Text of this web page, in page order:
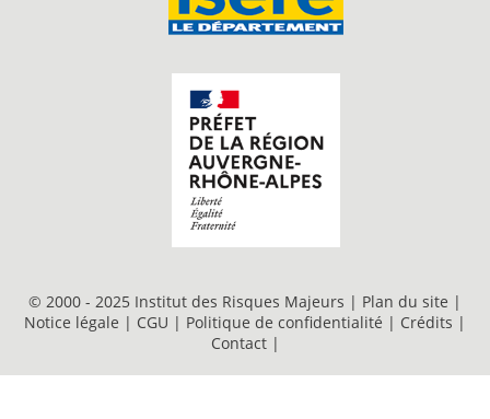
© 2000 - 2025 Institut des Risques Majeurs | Plan du site |
Notice légale | CGU | Politique de confidentialité | Crédits |
Contact |